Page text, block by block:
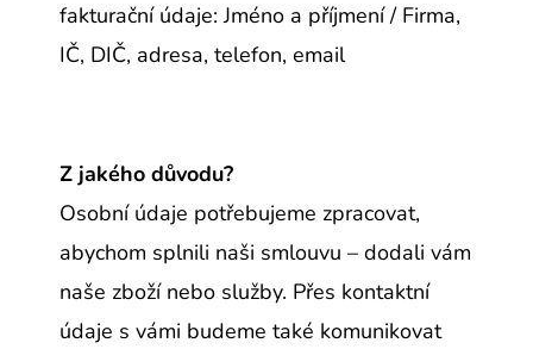
fakturační údaje: Jméno a příjmení / Firma,
IČ, DIČ, adresa, telefon, email
Z jakého důvodu?
Osobní údaje potřebujeme zpracovat,
abychom splnili naši smlouvu – dodali vám
naše zboží nebo služby. Přes kontaktní
údaje s vámi budeme také komunikovat